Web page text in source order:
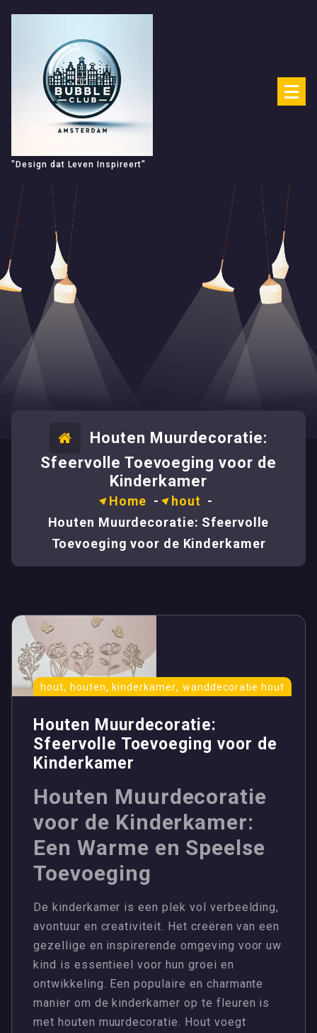
"Design dat Leven Inspireert"
Houten Muurdecoratie:
Sfeervolle Toevoeging voor de
Kinderkamer
Home - hout -
Houten Muurdecoratie: Sfeervolle
Toevoeging voor de Kinderkamer
hout, houten,kinderkamer, wanddecoratie hout
Houten Muurdecoratie:
Sfeervolle Toevoeging voor de
Kinderkamer
Houten Muurdecoratie
voor de Kinderkamer:
Een Warme en Speelse
Toevoeging
De kinderkamer is een plek vol verbeelding,
avontuur en creativiteit. Het creëren van een
gezellige en inspirerende omgeving voor uw
kind is essentieel voor hun groei en
ontwikkeling. Een populaire en charmante
manier om de kinderkamer op te fleuren is
met houten muurdecoratie. Hout voegt